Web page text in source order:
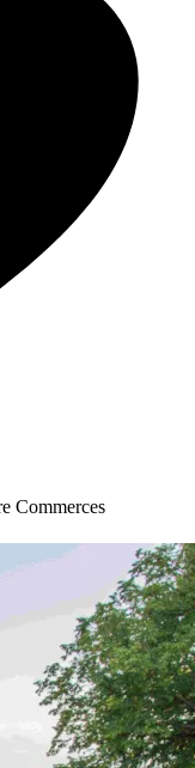
Commerces